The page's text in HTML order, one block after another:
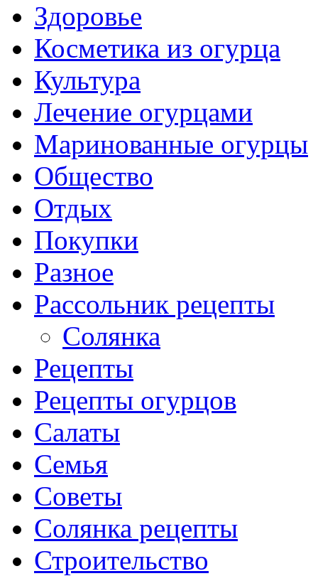
Здоровье
Косметика из огурца
Культура
Лечение огурцами
Маринованные огурцы
Общество
Отдых
Покупки
Разное
Рассольник рецепты
Солянка
Рецепты
Рецепты огурцов
Салаты
Семья
Советы
Солянка рецепты
Строительство